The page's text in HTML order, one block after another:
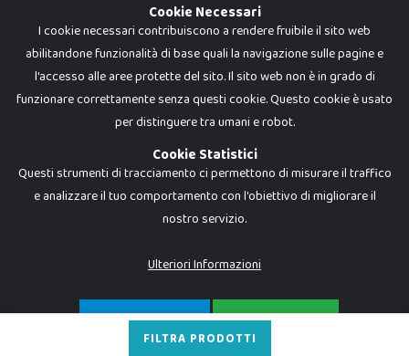
FILTRA PRODOTTI
Dadi e Mattoncini è un brand di Giocabene Srl. Ogni riproduzione o utilizzo non
I prezzi e le promozioni pubblicate potrebbero differire da quanto esposto in
P.IVA 02608090425 - REA AN201199 - C.S. 10.000 i.v.
Cookie Necessari
I cookie necessari contribuiscono a rendere fruibile il sito web
abilitandone funzionalità di base quali la navigazione sulle pagine e
l'accesso alle aree protette del sito. Il sito web non è in grado di
funzionare correttamente senza questi cookie. Questo cookie è usato
per distinguere tra umani e robot.
Cookie Statistici
Questi strumenti di tracciamento ci permettono di misurare il traffico
e analizzare il tuo comportamento con l'obiettivo di migliorare il
nostro servizio.
Ulteriori Informazioni
SOLO NECESSARI ACCETTA TUTTO